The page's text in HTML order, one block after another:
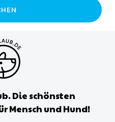
Die schönsten
Mensch und Hund!